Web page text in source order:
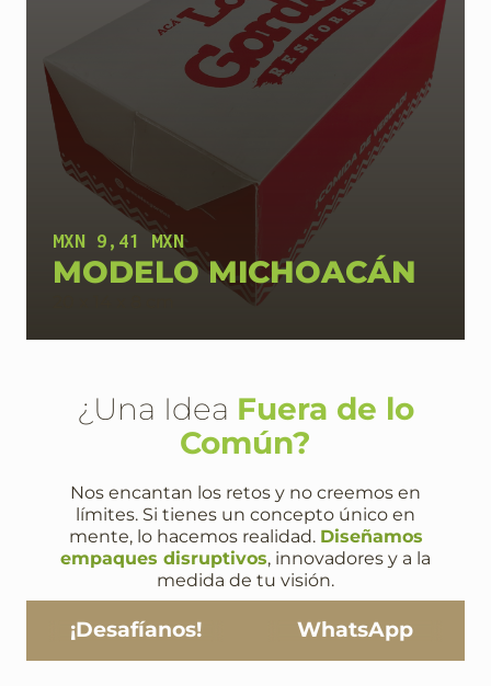
MXN 9,41 MXN
MODELO MICHOACÁN
¿Una Idea Fuera de lo
Común?
Nos encantan los retos y no creemos en
límites. Si tienes un concepto único en
mente, lo hacemos realidad. Diseñamos
empaques disruptivos, innovadores y a la
medida de tu visión.
¡Desafíanos! WhatsApp